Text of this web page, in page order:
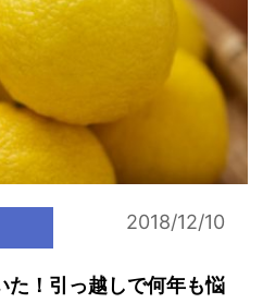
2018/12/10
た！引っ越しで何年も悩